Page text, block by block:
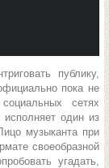
публику,
пока не
сетях
исполняет один из
музыканта при
своеобразной
угадать,